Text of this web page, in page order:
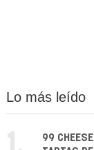
Lo más leído
99